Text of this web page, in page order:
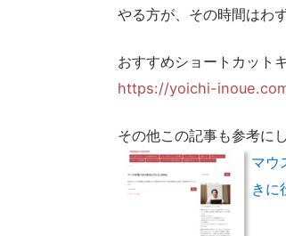
やる方が、その時間はわ
おすすめショートカット
https://yoichi-
その他この記事も参考に
マウ
きに